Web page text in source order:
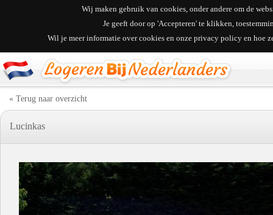
Wij maken gebruik van cookies, onder andere om de
Je geeft door op 'Accepteren' te klikken,
Wil je meer informatie over cookies en onze privacy policy en hoe
« Terug naar overzicht
Lucinkas